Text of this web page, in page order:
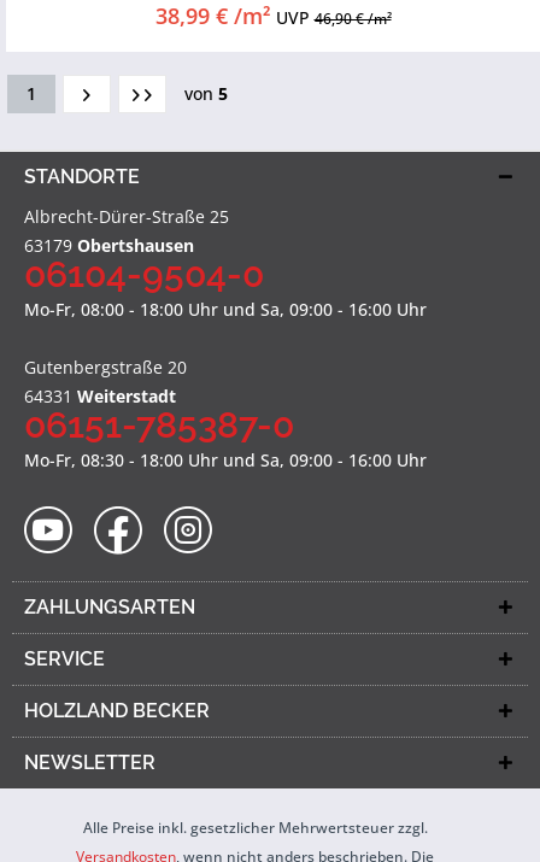
38,99 € /m² UVP46,90 € /m²
1 von 5
STANDORTE
Albrecht-Dürer-Straße 25
63179 Obertshausen
06104-9504-0
Mo-Fr, 08:00 - 18:00 Uhr und Sa, 09:00 - 16:00 Uhr
Gutenbergstraße 20
64331 Weiterstadt
06151-785387-0
Mo-Fr, 08:30 - 18:00 Uhr und Sa, 09:00 - 16:00 Uhr
ZAHLUNGSARTEN
SERVICE
HOLZLAND BECKER
NEWSLETTER
Alle Preise inkl. gesetzlicher Mehrwertsteuer zzgl.
Versandkosten, wenn nicht anders beschrieben. Die